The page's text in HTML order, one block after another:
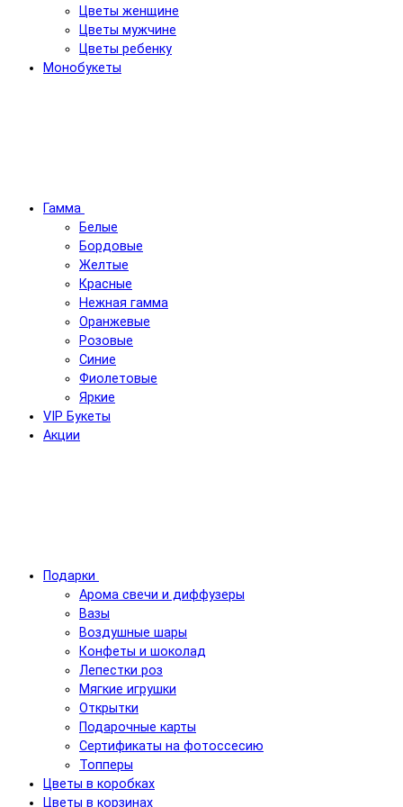
Цветы женщине
Цветы мужчине
Цветы ребенку
Монобукеты
Гамма
Белые
Бордовые
Желтые
Красные
Нежная гамма
Оранжевые
Розовые
Синие
Фиолетовые
Яркие
VIP Букеты
Акции
Подарки
Арома свечи и диффузеры
Вазы
Воздушные шары
Конфеты и шоколад
Лепестки роз
Мягкие игрушки
Открытки
Подарочные карты
Сертификаты на фотоссесию
Топперы
Цветы в коробках
Цветы в корзинах